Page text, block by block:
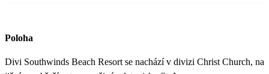
Poloha
Divi Southwinds Beach Resort se nachází v divizi Christ Church, na